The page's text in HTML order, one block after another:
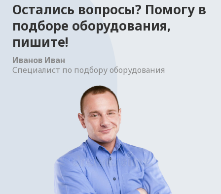
Остались вопросы? Помогу в
подборе оборудования,
пишите!
Иванов Иван
Специалист по подбору оборудования